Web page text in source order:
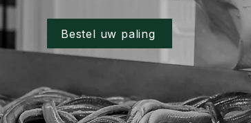
Bestel uw paling